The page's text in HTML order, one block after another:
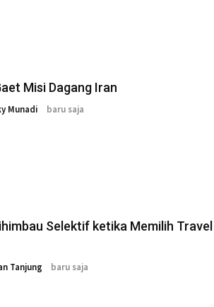
Misi Dagang Iran
Munadi baru saja
Selektif ketika Memilih Travel
Tanjung baru saja